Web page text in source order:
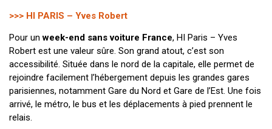
>>> HI PARIS – Yves Robert
Pour unweek-end sans voiture France, HI Paris – Yves
Robert est une valeur sûre. Son grand atout, c’est son
accessibilité. Située dans le nord de la capitale, elle permet de
rejoindre facilement l’hébergement depuis les grandes gares
parisiennes, notamment Gare du Nord et Gare de l’Est. Une fois
arrivé, le métro, le bus et les déplacements à pied prennent le
relais.